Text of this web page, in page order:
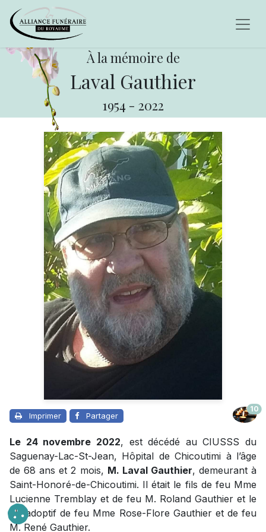
À la mémoire de
Laval Gauthier
1954 - 2022
Imprimer Partager
10
Le 24 novembre 2022, est décédé au CIUSSS du
Saguenay-Lac-St-Jean, Hôpital de Chicoutimi à l’âge
de 68 ans et 2 mois, M. Laval Gauthier, demeurant à
Saint-Honoré-de-Chicoutimi. Il était le fils de feu Mme
Lucienne Tremblay et de feu M. Roland Gauthier et le
fils adoptif de feu Mme Rose-Flore Gauthier et de feu
M. René Gauthier.